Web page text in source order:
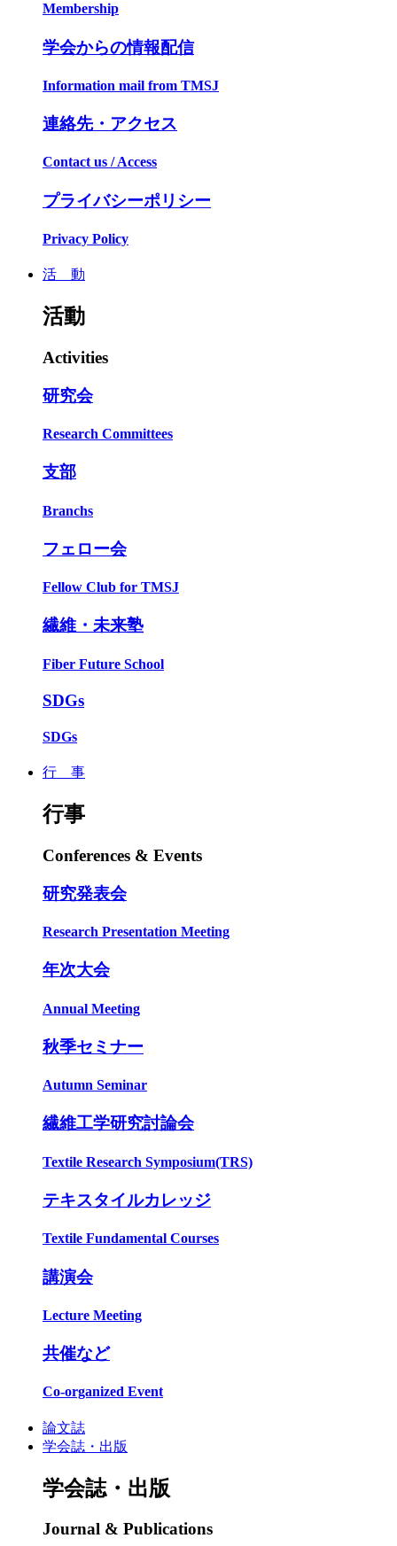
Membership
学会からの情報配信
Information mail from TMSJ
連絡先・アクセス
Contact us / Access
プライバシーポリシー
Privacy Policy
活 動
活動
Activities
研究会
Research Committees
支部
Branchs
フェロー会
Fellow Club for TMSJ
繊維・未来塾
Fiber Future School
SDGs
SDGs
行 事
行事
Conferences & Events
研究発表会
Research Presentation Meeting
年次大会
Annual Meeting
秋季セミナー
Autumn Seminar
繊維工学研究討論会
Textile Research Symposium(TRS)
テキスタイルカレッジ
Textile Fundamental Courses
講演会
Lecture Meeting
共催など
Co-organized Event
論文誌
学会誌・出版
学会誌・出版
Journal & Publications